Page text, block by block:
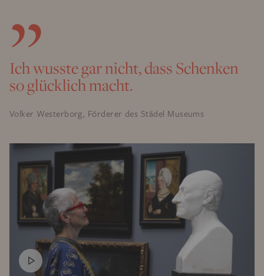
Ich wusste gar nicht, dass Schenken
so glücklich macht.
Volker Westerborg, Förderer des Städel Museums